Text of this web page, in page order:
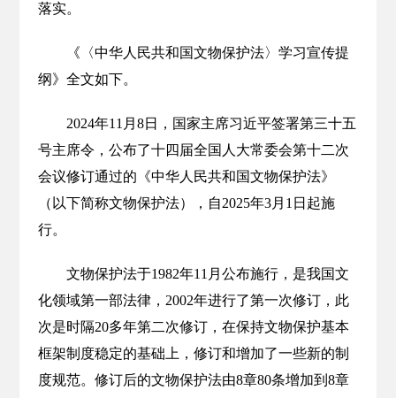
落实。
《〈中华人民共和国文物保护法〉学习宣传提
纲》全文如下。
2024年11月8日，国家主席习近平签署第三十五
号主席令，公布了十四届全国人大常委会第十二次
会议修订通过的《中华人民共和国文物保护法》
（以下简称文物保护法），自2025年3月1日起施
行。
文物保护法于1982年11月公布施行，是我国文
化领域第一部法律，2002年进行了第一次修订，此
次是时隔20多年第二次修订，在保持文物保护基本
框架制度稳定的基础上，修订和增加了一些新的制
度规范。修订后的文物保护法由8章80条增加到8章